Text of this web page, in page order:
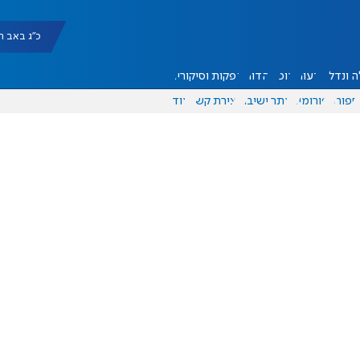
כ"ג באב תשפ"ו
ונדל"ן דעות אוכל יהדות הפקות וסיקורים
ספורט פורומים אתר ישיבה יצירת קשר עוד